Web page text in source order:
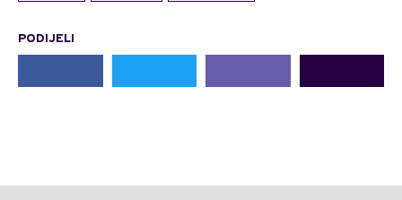
PODIJELI